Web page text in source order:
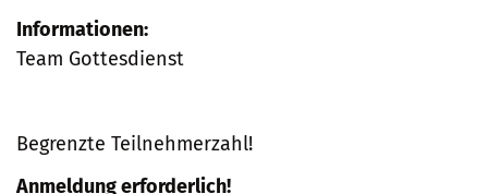
Informationen:
Team Gottesdienst
Begrenzte Teilnehmerzahl!
Anmeldung erforderlich!